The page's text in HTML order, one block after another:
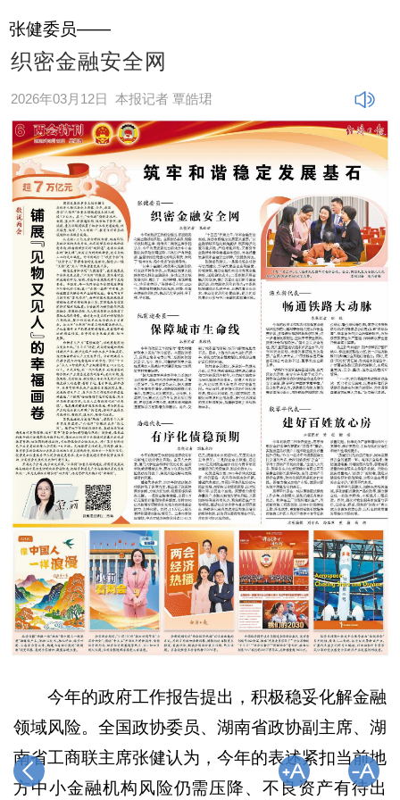
张健委员——
织密金融安全网
2026年03月12日 本报记者 覃皓珺
今年的政府工作报告提出，积极稳妥化解金融
领域风险。全国政协委员、湖南省政协副主席、湖
南省工商联主席张健认为，今年的表述紧扣当前地
方中小金融机构风险仍需压降、不良资产有待出